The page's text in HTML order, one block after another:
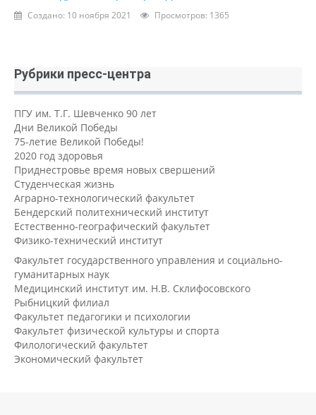
Создано: 10 ноября 2021 Просмотров: 1365
Рубрики пресс-центра
ПГУ им. Т.Г. Шевченко 90 лет
Дни Великой Победы
75-летие Великой Победы!
2020 год здоровья
Приднестровье время новых свершений
Студенческая жизнь
Аграрно-технологический факультет
Бендерский политехнический институт
Естественно-географический факультет
Физико-технический институт
Факультет государственного управления и социально-
гуманитарных наук
Медицинский институт им. Н.В. Склифосовского
Рыбницкий филиал
Факультет педагогики и психологии
Факультет физической культуры и спорта
Филологический факультет
Экономический факультет